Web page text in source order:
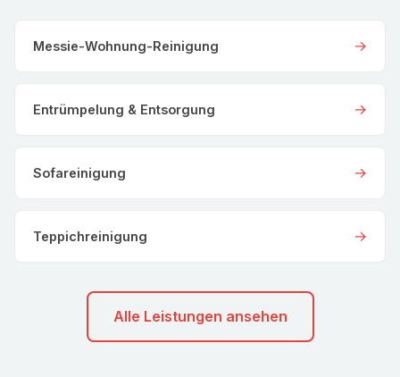
Messie-Wohnung-Reinigung →
Entrümpelung & Entsorgung →
Sofareinigung →
Teppichreinigung →
Alle Leistungen ansehen